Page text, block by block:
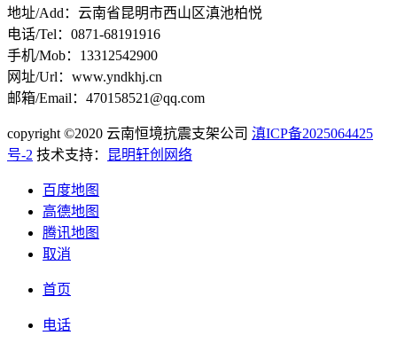
地址/Add：云南省昆明市西山区滇池柏悦
电话/Tel：0871-68191916
手机/Mob：13312542900
网址/Url：www.yndkhj.cn
邮箱/Email：470158521@qq.com
copyright ©2020 云南恒境抗震支架公司 滇ICP备2025064425
号-2 技术支持： 昆明轩创网络
百度地图
高德地图
腾讯地图
取消
首页
电话